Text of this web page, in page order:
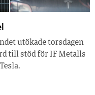
utökade torsdagen
till stöd för IF Metalls